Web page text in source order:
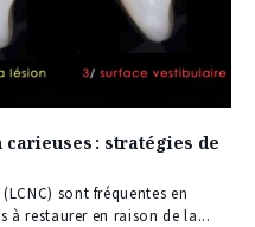
: stratégies de
sont fréquentes en
à restaurer en raison de la...